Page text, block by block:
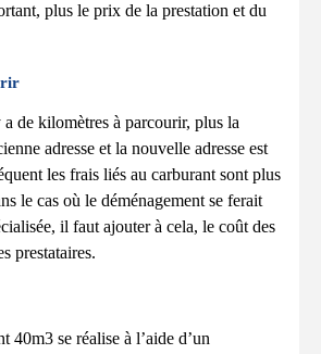
plus le prix de la prestation et du
de kilomètres à parcourir, plus la
adresse et la nouvelle adresse est
les frais liés au carburant sont plus
le cas où le déménagement se ferait
il faut ajouter à cela, le coût des
prestataires.
40m3 se réalise à l’aide d’un